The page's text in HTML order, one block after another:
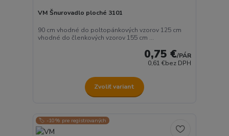
VM Šnurovadlo ploché 3101
90 cm vhodné do poltopánkových vzorov 125 cm
vhodné do členkových vzorov 155 cm ...
0,75 €/PÁR
0,61 €bez DPH
Zvoliť variant
🏷️ -10% pre registrovaných